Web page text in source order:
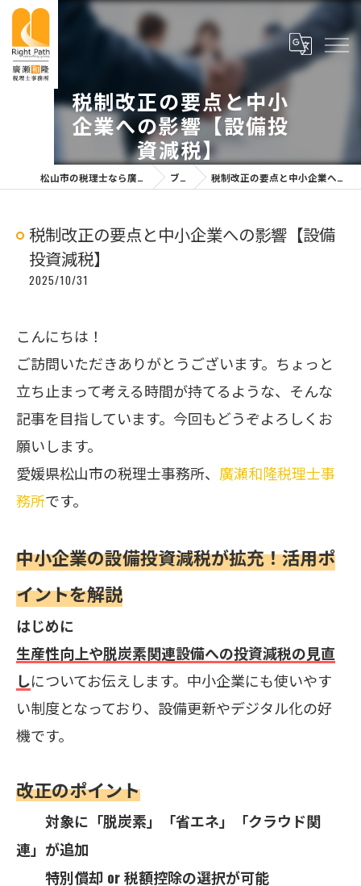
税制改正の要点と中小
企業への影響【設備投
資減税】
松山市の税理士なら廣瀬和隆税理士事務所 ブログ 税制改正の要点と中小企業への影響【設備投資減税】
税制改正の要点と中小企業への影響【設備
投資減税】
2025/10/31
こんにちは！
ご訪問いただきありがとうございます。ちょっと
立ち止まって考える時間が持てるような、そんな
記事を目指しています。今回もどうぞよろしくお
願いします。
愛媛県松山市の税理士事務所、 廣瀬和隆税理士事
務所です。
中小企業の設備投資減税が拡充！活用ポ
イントを解説
はじめに
生産性向上や脱炭素関連設備への投資減税の見直
しについてお伝えします。中小企業にも使いやす
い制度となっており、設備更新やデジタル化の好
機です。
改正のポイント
対象に「脱炭素」「省エネ」「クラウド関
連」が追加
特別償却 or 税額控除の選択が可能